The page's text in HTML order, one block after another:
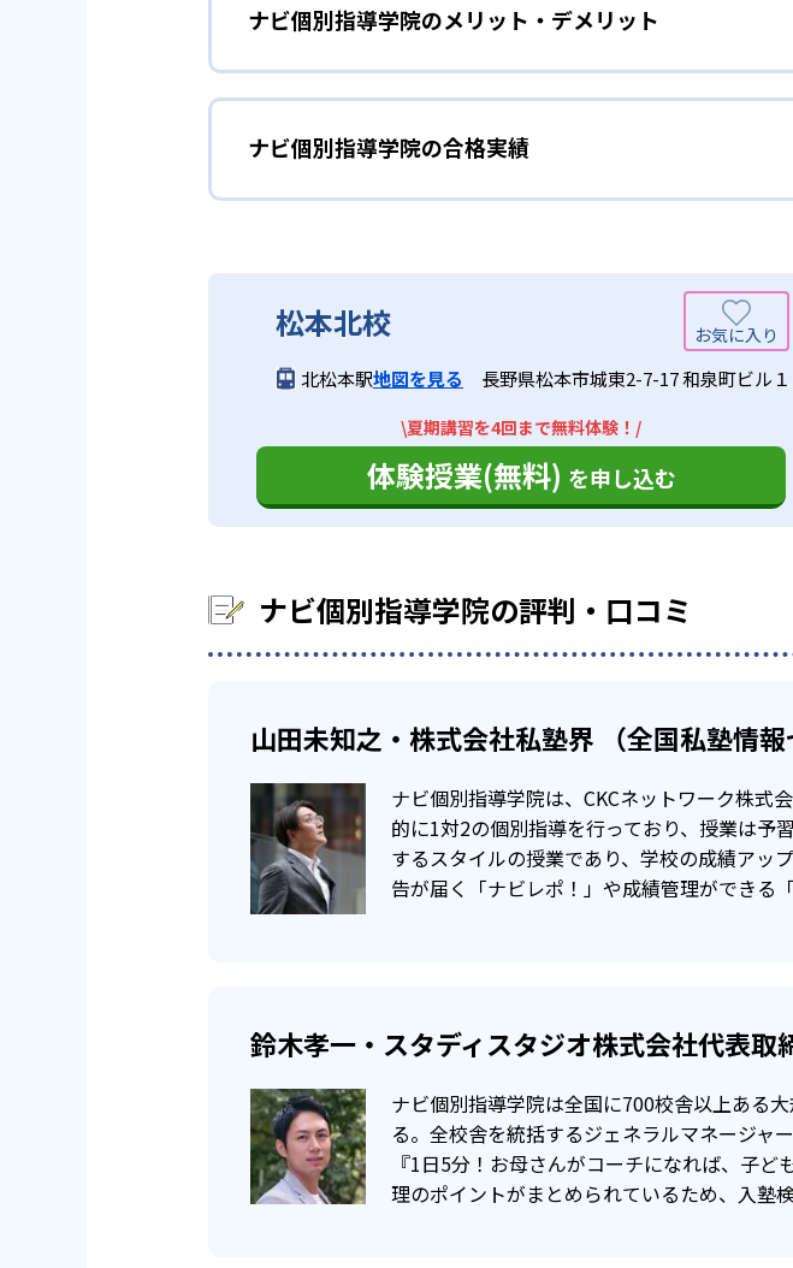
学習計画については、教室長が全ての生徒の担任となり、計
個別授業（1vs2で、講師の授業を受ける）
演習（自分で問題を解く）
確認・やり直し（答え合わせをして先生と内容を確認
自習による反復学習（間違えた問題や類題は宿題でと
学生は2回）は繰り返し解くことで、学力の定着を図る）
02 オリジナルテキストは教科書の出版
テキストは生徒に合わせて、オリジナル教材を用意。特に、
ビスタ」を使用している。教科書の出版社別に作っているた
で用意しており、反復学習に適した仕様となっている。
03 成績保証制度（中学生）がある
60点以上で入会の場合、その教科が80点以上
以上を達成できなかった場合は、その後の1学期間（3カ月）
小学生については、学習習慣を定着させたい、苦手科目をな
り、やる気を引き出して、勉強に取り組む姿勢づくりを手助
は集中して勉強できない子どもにとっても便利だ。
中学生 学校の成績を伸ばしたい子ども向け
ナビ個別指導学院で最も強みがあるのが中学生の学校での成
高校生 自分のペースで勉強した生徒向け
子ども一人ひとりに合わせた学習カリキュラム・勉強方法を
スは、映像・個別授業の両方の授業を用意。
映像授業は、志望校や弱点にあわせてコンテンツを選択し、
の授業の予習・復習、一人では解けない問題などについて質
ナビ個別指導学院のメリット・デメリット
どんなメリットがある？
ナビ個別指導学院のメリットは、手頃な授業料で個別指導を
るだろう。
中学生については、地域の中学校の定期テスト対策にきめ細
ナビ個別指導学院は、小学生コースの場合、基本はオリジナ
のテキストによる授業ができない場合がある。詳細は各教室
おり、幅広い科目をすべて受けたい場合には、制限がある。
ナビ個別指導学院の合格実績
ナビ個別指導学院は、サイトでは合格実績は公開していない
い。
他、多数合格
※2022年3月、当社調べ
松本北校
北松本駅地図を見る 長野県松本市城東2-7-17 和泉町ビル１
\夏期講習を4回まで無料体験！/
体験授業(無料) を申し込む
ナビ個別指導学院の評判・口コミ
山田未知之・株式会社私塾界 （全国私塾情
ナビ個別指導学院は、CKCネットワーク株式
的に1対2の個別指導を行っており、授業は予
するスタイルの授業であり、学校の成績アッ
告が届く「ナビレポ！」や成績管理ができる
鈴木孝一・スタディスタジオ株式会社代表取
ナビ個別指導学院は全国に700校舎以上ある
る。全校舎を統括するジェネラルマネージャ
『1日5分！お母さんがコーチになれば、子
理のポイントがまとめられているため、入塾